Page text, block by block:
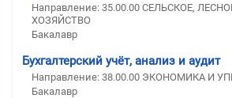
Направление: 35.00.00 СЕЛЬСКОЕ,
ХОЗЯЙСТВО
Бакалавр
Бухгалтерский учёт, анализ и аудит
Направление: 38.00.00 ЭКОНОМИКА И
Бакалавр